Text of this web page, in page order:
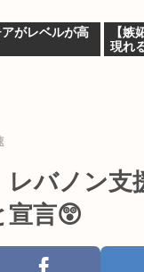
アがレベルが高
【嫉
現れ
レバノン
宣言😲